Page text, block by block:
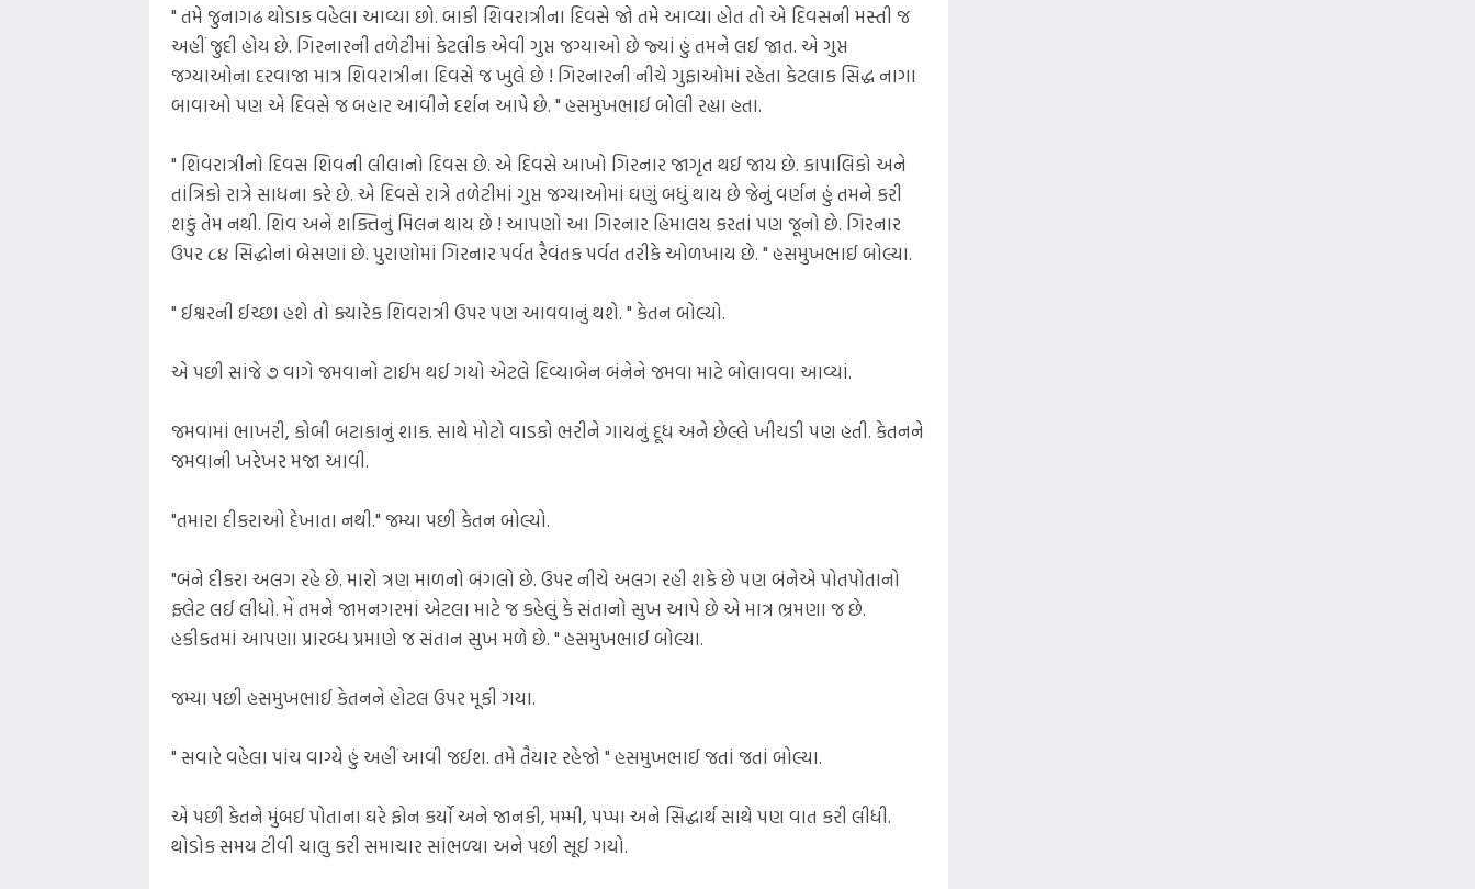
" તમે જુનાગઢ થોડાક વહેલા આવ્યા છો. બાકી શિવરાત્રીના દિવસે જો તમે આવ્યા હોત તો એ દિવસની મસ્તી જ
અહીં જુદી હોય છે. ગિરનારની તળેટીમાં કેટલીક એવી ગુપ્ત જગ્યાઓ છે જ્યાં હું તમને લઈ જાત. એ ગુપ્ત
જગ્યાઓના દરવાજા માત્ર શિવરાત્રીના દિવસે જ ખુલે છે ! ગિરનારની નીચે ગુફાઓમાં રહેતા કેટલાક સિદ્ધ નાગા
બાવાઓ પણ એ દિવસે જ બહાર આવીને દર્શન આપે છે. " હસમુખભાઈ બોલી રહ્યા હતા.
" શિવરાત્રીનો દિવસ શિવની લીલાનો દિવસ છે. એ દિવસે આખો ગિરનાર જાગૃત થઈ જાય છે. કાપાલિકો અને
તાંત્રિકો રાત્રે સાધના કરે છે. એ દિવસે રાત્રે તળેટીમાં ગુપ્ત જગ્યાઓમાં ઘણું બધું થાય છે જેનું વર્ણન હું તમને કરી
શકું તેમ નથી. શિવ અને શક્તિનું મિલન થાય છે ! આપણો આ ગિરનાર હિમાલય કરતાં પણ જૂનો છે. ગિરનાર
ઉપર ૮૪ સિદ્ધોનાં બેસણાં છે. પુરાણોમાં ગિરનાર પર્વત રૈવંતક પર્વત તરીકે ઓળખાય છે. " હસમુખભાઈ બોલ્યા.
" ઈશ્વરની ઈચ્છા હશે તો ક્યારેક શિવરાત્રી ઉપર પણ આવવાનું થશે. " કેતન બોલ્યો.
એ પછી સાંજે ૭ વાગે જમવાનો ટાઈમ થઈ ગયો એટલે દિવ્યાબેન બંનેને જમવા માટે બોલાવવા આવ્યાં.
જમવામાં ભાખરી, કોબી બટાકાનું શાક. સાથે મોટો વાડકો ભરીને ગાયનું દૂધ અને છેલ્લે ખીચડી પણ હતી. કેતનને
જમવાની ખરેખર મજા આવી.
"તમારા દીકરાઓ દેખાતા નથી." જમ્યા પછી કેતન બોલ્યો.
"બંને દીકરા અલગ રહે છે. મારો ત્રણ માળનો બંગલો છે. ઉપર નીચે અલગ રહી શકે છે પણ બંનેએ પોતપોતાનો
ફ્લેટ લઈ લીધો. મેં તમને જામનગરમાં એટલા માટે જ કહેલું કે સંતાનો સુખ આપે છે એ માત્ર ભ્રમણા જ છે.
હકીકતમાં આપણા પ્રારબ્ધ પ્રમાણે જ સંતાન સુખ મળે છે. " હસમુખભાઈ બોલ્યા.
જમ્યા પછી હસમુખભાઈ કેતનને હોટલ ઉપર મૂકી ગયા.
" સવારે વહેલા પાંચ વાગ્યે હું અહીં આવી જઈશ. તમે તૈયાર રહેજો " હસમુખભાઈ જતાં જતાં બોલ્યા.
એ પછી કેતને મુંબઈ પોતાના ઘરે ફોન કર્યો અને જાનકી, મમ્મી, પપ્પા અને સિદ્ધાર્થ સાથે પણ વાત કરી લીધી.
થોડોક સમય ટીવી ચાલુ કરી સમાચાર સાંભળ્યા અને પછી સૂઈ ગયો.